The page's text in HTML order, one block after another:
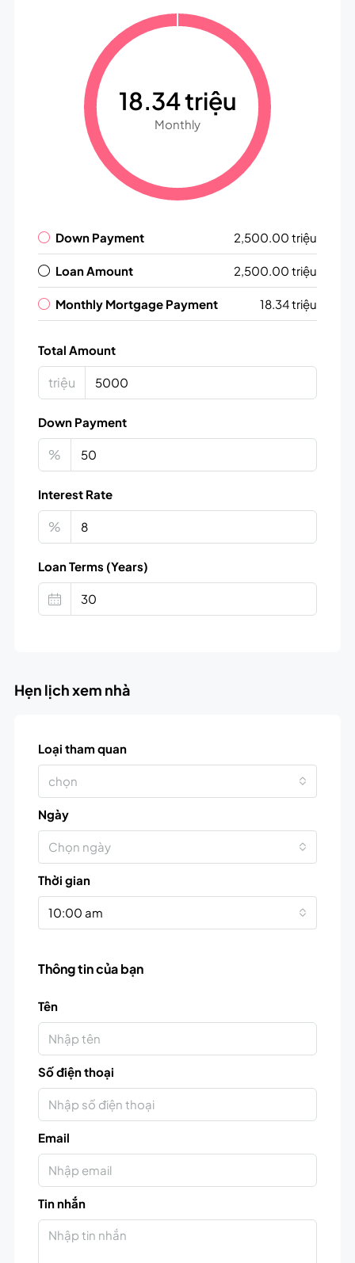
18.34 triệu
Monthly
Down Payment 2,500.00 triệu
Loan Amount 2,500.00 triệu
Monthly Mortgage Payment 18.34 triệu
Total Amount
triệu
Down Payment
%
Interest Rate
%
Loan Terms (Years)
Hẹn lịch xem nhà
Loại tham quan
chọn
Ngày
Chọn ngày
Thời gian
10:00 am
Thông tin của bạn
Tên
Số điện thoại
Email
Tin nhắn